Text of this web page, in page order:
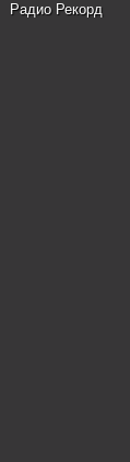
Радио Рекорд